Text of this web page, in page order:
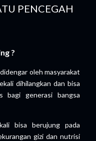
masuk, tapi juga
hari. Semua itu
sendiri. Ia memiliki
PENCEGAH
?
oleh masyarakat
dihilangkan dan bisa
bagi generasi bangsa
bisa berujung pada
gizi dan nutrisi